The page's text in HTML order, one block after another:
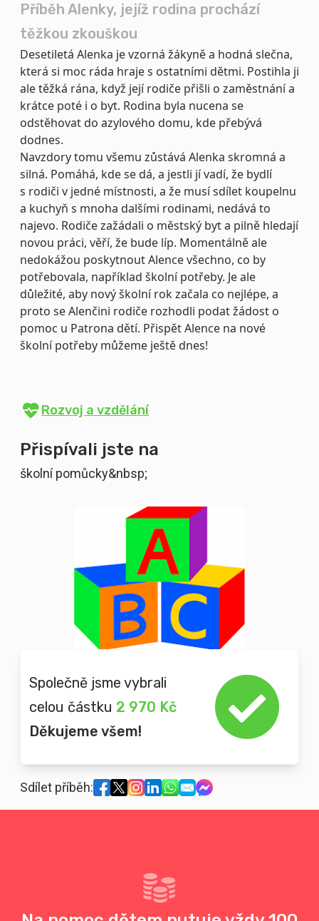
Rozvoj a vzdělání
Přispívali jste na
školní pomůcky&nbsp;
Společně jsme vybrali
celou částku 2 970 Kč
Děkujeme všem!
Sdílet příběh:
Příběh Alenky, jejíž rodina prochází
těžkou zkouškou
Desetiletá Alenka je vzorná žákyně a hodná slečna,
která si moc ráda hraje s ostatními dětmi. Postihla ji
ale těžká rána, když její rodiče přišli o zaměstnání a
krátce poté i o byt. Rodina byla nucena se
odstěhovat do azylového domu, kde přebývá
dodnes.
Navzdory tomu všemu zůstává Alenka skromná a
silná. Pomáhá, kde se dá, a jestli jí vadí, že bydlí
s rodiči v jedné místnosti, a že musí sdílet koupelnu
a kuchyň s mnoha dalšími rodinami, nedává to
najevo. Rodiče zažádali o městský byt a pilně hledají
novou práci, věří, že bude líp. Momentálně ale
nedokážou poskytnout Alence všechno, co by
potřebovala, například školní potřeby. Je ale
důležité, aby nový školní rok začala co nejlépe, a
proto se Alenčini rodiče rozhodli podat žádost o
pomoc u Patrona dětí. Přispět Alence na nové
školní potřeby můžeme ještě dnes!